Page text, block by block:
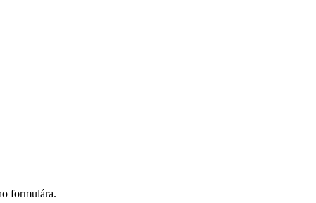
formulára.